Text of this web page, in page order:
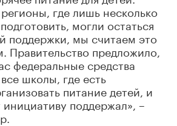
где лишь несколько
могли остаться
поддержки, мы считаем это
Правительство предложило,
федеральные средства
школы, где есть
питание детей, и
поддержал», –